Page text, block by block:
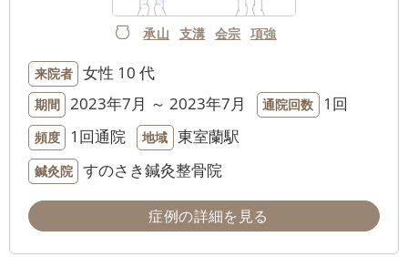
承山 支溝 会宗 項強
来院者 女性 10 代
期間 2023年7月 ～ 2023年7月 通院回数 1回
頻度 1回通院 地域 東室蘭駅
鍼灸院 すのさき鍼灸整骨院
症例の詳細を見る